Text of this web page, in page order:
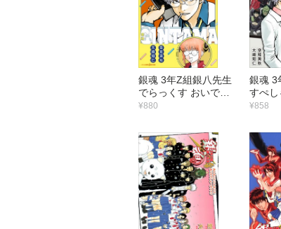
銀魂 3年Z組銀八先生
でらっくす おいでよ
林間学校
¥880
銀魂 3
すぺし
大球技
¥858